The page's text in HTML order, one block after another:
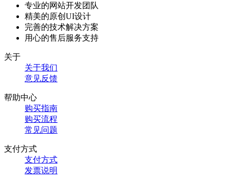
专业的网站开发团队
精美的原创UI设计
完善的技术解决方案
用心的售后服务支持
关于
关于我们
意见反馈
帮助中心
购买指南
购买流程
常见问题
支付方式
支付方式
发票说明